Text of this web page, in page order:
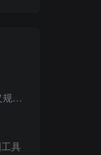
载
具